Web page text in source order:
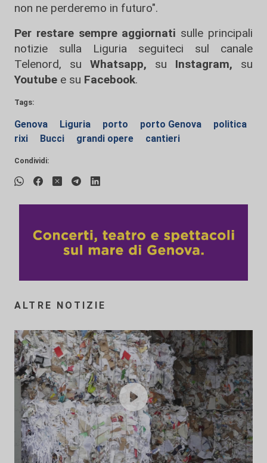
non ne perderemo in futuro".
Per restare sempre aggiornati sulle principali
notizie sulla Liguria seguiteci sul canale
Telenord, su
Whatsapp, su Instagram, su
Youtube e su Facebook.
Tags:
Genova Liguria porto porto Genova
politica
rixi
Bucci grandi opere cantieri
Condividi:
ALTRE NOTIZIE